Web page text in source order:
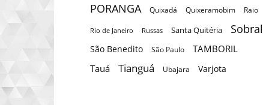
PORANGA Quixadá Quixeramobim Raio
Rio de Janeiro Russas Santa Quitéria Sobral
São Benedito São Paulo
TAMBORIL
Tauá
Tianguá Ubajara Varjota